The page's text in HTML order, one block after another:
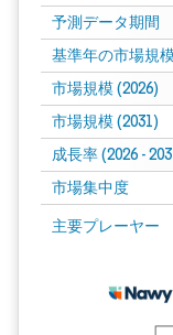
予測データ期間
基準年の市場規
市場規模 (2026)
市場規模 (2031)
成長率 (2026 -
市場集中度
主要プレーヤー
画像 © Mordor